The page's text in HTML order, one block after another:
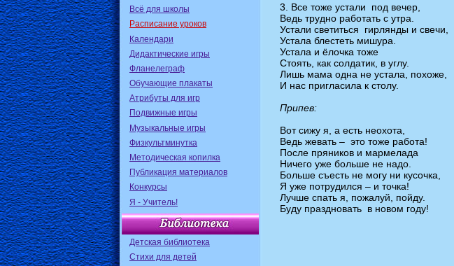
Всё для школы
Расписание уроков
Календари
Дидактические игры
Фланелеграф
Обучающие плакаты
Атрибуты для игр
Подвижные игры
Музыкальные игры
Физкультминутка
Методическая копилка
Публикация материалов
Конкурсы
Я - Учитель!
Детская библиотека
Стихи для детей
3. Все тоже устали под вечер,
Ведь трудно работать с утра.
Устали светиться гирлянды и свечи,
Устала блестеть мишура.
Устала и ёлочка тоже
Стоять, как солдатик, в углу.
Лишь мама одна не устала, похоже,
И нас пригласила к столу.
Припев:
Вот сижу я, а есть неохота,
Ведь жевать – это тоже работа!
После пряников и мармелада
Ничего уже больше не надо.
Больше съесть не могу ни кусочка,
Я уже потрудился – и точка!
Лучше спать я, пожалуй, пойду.
Буду праздновать в новом году!